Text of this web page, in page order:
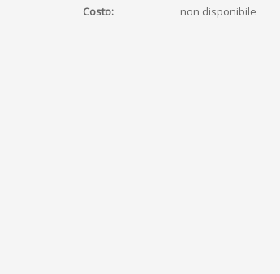
Costo:
non disponibile